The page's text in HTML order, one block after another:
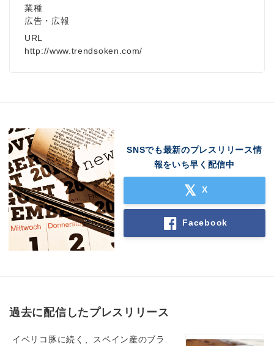
業種
広告・広報
URL
http://www.trendsoken.com/
SNSでも最新のプレスリリース情
報をいち早く配信中
X
Facebook
過去に配信したプレスリリース
イベリコ豚に続く、スペイン産のブラ